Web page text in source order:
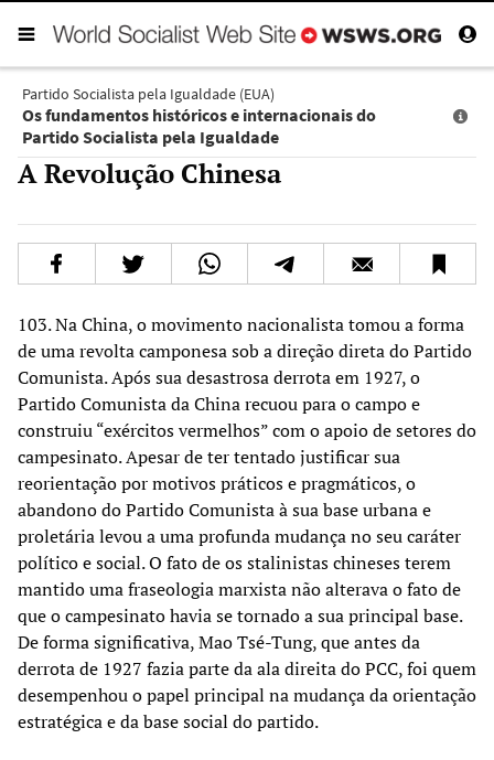
Partido Socialista pela Igualdade (EUA)
Os fundamentos históricos e internacionais do
Partido Socialista pela Igualdade
A Revolução Chinesa
103. Na China, o movimento nacionalista tomou a forma
de uma revolta camponesa sob a direção direta do Partido
Comunista. Após sua desastrosa derrota em 1927, o
Partido Comunista da China recuou para o campo e
construiu “exércitos vermelhos” com o apoio de setores do
campesinato. Apesar de ter tentado justificar sua
reorientação por motivos práticos e pragmáticos, o
abandono do Partido Comunista à sua base urbana e
proletária levou a uma profunda mudança no seu caráter
político e social. O fato de os stalinistas chineses terem
mantido uma fraseologia marxista não alterava o fato de
que o campesinato havia se tornado a sua principal base.
De forma significativa, Mao Tsé-Tung, que antes da
derrota de 1927 fazia parte da ala direita do PCC, foi quem
desempenhou o papel principal na mudança da orientação
estratégica e da base social do partido.